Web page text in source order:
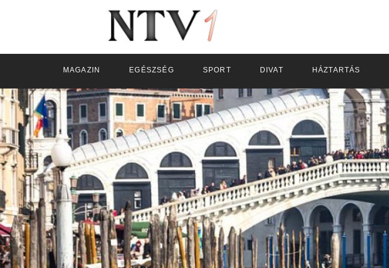
MAGAZIN EGÉSZSÉG SPORT DIVAT HÁZTARTÁS